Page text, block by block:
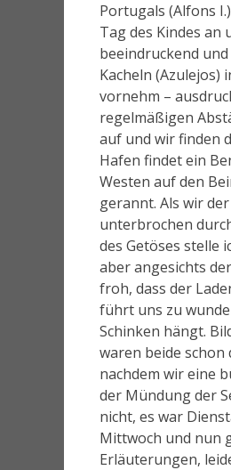
Portugals (Alfons
Tag des Kindes an
beeindruckend
Kacheln (Azulejos)
vornehm –
regelmäßigen
auf und wir finden
Hafen findet ein
Westen auf den
gerannt. Als wir
unterbrochen
des Getöses stelle
aber angesichts
froh, dass der
führt uns zu
Schinken hängt.
waren beide schon
nachdem wir eine
der Mündung der
nicht, es war
Mittwoch und nun
Erläuterungen,